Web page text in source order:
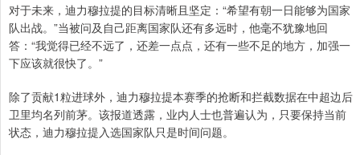
对于未来，迪力穆拉提的目标清晰且坚定：“希望有朝一日能够为国家
队出战。”当被问及自己距离国家队还有多远时，他毫不犹豫地回
答：“我觉得已经不远了，还差一点点，还有一些不足的地方，加强一
下应该就很快了。”
除了贡献1粒进球外，迪力穆拉提本赛季的抢断和拦截数据在中超边后
卫里均名列前茅。该报道透露，业内人士也普遍认为，只要保持当前
状态，迪力穆拉提入选国家队只是时间问题。